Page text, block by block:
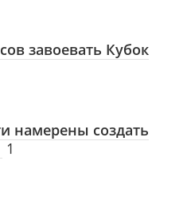
завоевать Кубок
намерены создать
1